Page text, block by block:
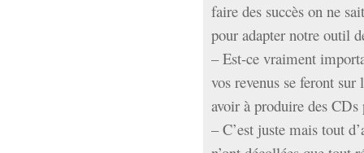
faire des succès on ne
pour adapter notre outil
– Est-ce vraiment
vos revenus se feront sur
avoir à produire des CDs
– C’est juste mais tout